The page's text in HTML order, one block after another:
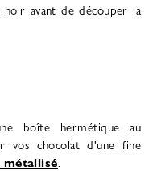
noir avant de découper la
boîte hermétique au
vos chocolat d'une fine